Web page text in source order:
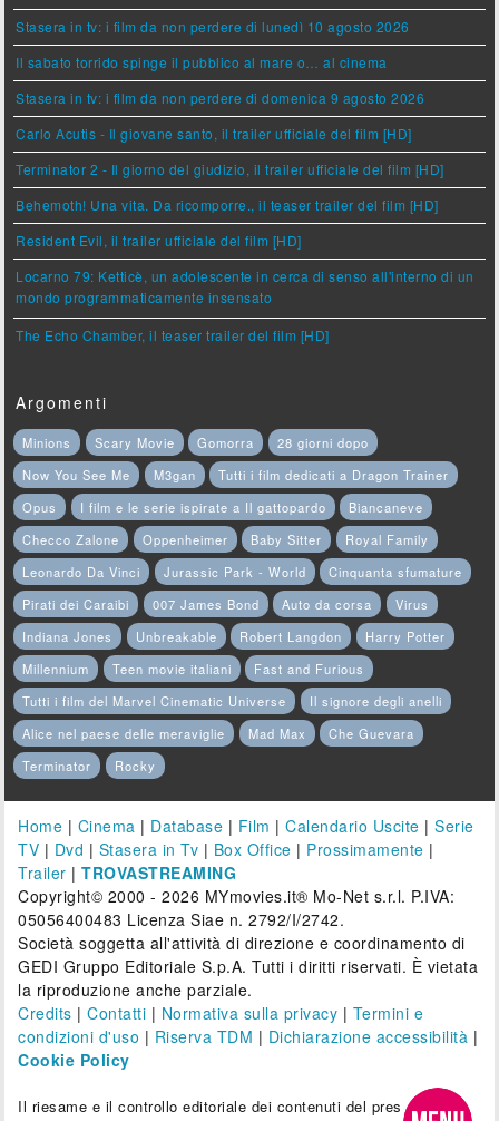
Stasera in tv: i film da non perdere di lunedì 10 agosto 2026
Il sabato torrido spinge il pubblico al mare o… al cinema
Stasera in tv: i film da non perdere di domenica 9 agosto 2026
Carlo Acutis - Il giovane santo, il trailer ufficiale del film [HD]
Terminator 2 - Il giorno del giudizio, il trailer ufficiale del film [HD]
Behemoth! Una vita. Da ricomporre., il teaser trailer del film [HD]
Resident Evil, il trailer ufficiale del film [HD]
Locarno 79: Ketticè, un adolescente in cerca di senso all'interno di un
mondo programmaticamente insensato
The Echo Chamber, il teaser trailer del film [HD]
Argomenti
Minions Scary Movie Gomorra
28 giorni dopo
Now You See Me
M3gan
Tutti i film dedicati a Dragon Trainer
Opus
I film e le serie ispirate a Il gattopardo
Biancaneve
Checco Zalone
Oppenheimer Baby Sitter
Royal Family
Leonardo Da Vinci
Jurassic Park - World
Cinquanta sfumature
Pirati dei Caraibi
007 James Bond Auto da corsa
Virus
Indiana Jones
Unbreakable Robert Langdon
Harry Potter
Millennium
Teen movie italiani
Fast and Furious
Tutti i film del Marvel Cinematic Universe
Il signore degli anelli
Alice nel paese delle meraviglie
Mad Max
Che Guevara
Terminator
Rocky
Home | Cinema | Database | Film |Calendario Uscite |Serie
TV | Dvd | Stasera in Tv | Box Office | Prossimamente |
Trailer |TROVASTREAMING
Copyright© 2000 - 2026 MYmovies.it® Mo-Net s.r.l. P.IVA:
05056400483 Licenza Siae n. 2792/I/2742.
Società soggetta all'attività di direzione e coordinamento di
GEDI Gruppo Editoriale S.p.A. Tutti i diritti riservati. È vietata
la riproduzione anche parziale.
Credits |Contatti | Normativa sulla privacy | Termini e
condizioni d'uso | Riserva TDM | Dichiarazione accessibilità |
Cookie Policy
Il riesame e il controllo editoriale dei contenuti del presente sito